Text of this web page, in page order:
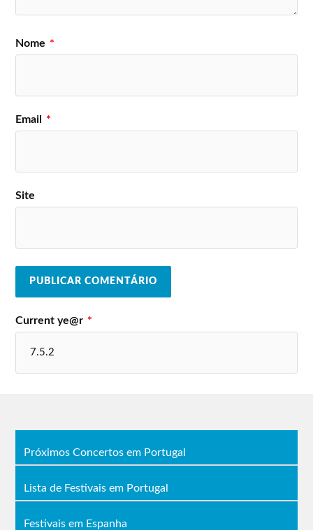
Nome *
Email *
Site
Current ye@r *
Próximos Concertos em Portugal
Lista de Festivais em Portugal
Festivais em Espanha